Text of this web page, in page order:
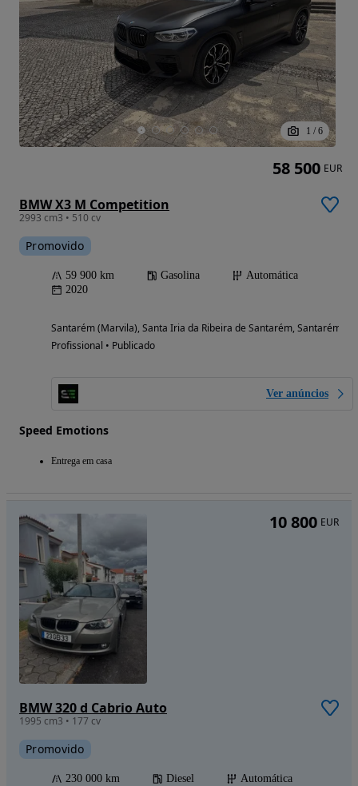
1 / 6
BMW X3 M Competition
2993 cm3 • 510 cv
Promovido
59 900 km Gasolina
Automática
2020
Santarém (Marvila), Santa Iria da Ribeira de Santarém, Santarém
Profissional • Publicado
Ver anúncios
Speed Emotions
Entrega em casa
58 500 EUR
BMW 320 d Cabrio Auto
1995 cm3 • 177 cv
Promovido
230 000 km Diesel
Automática
10 800 EUR